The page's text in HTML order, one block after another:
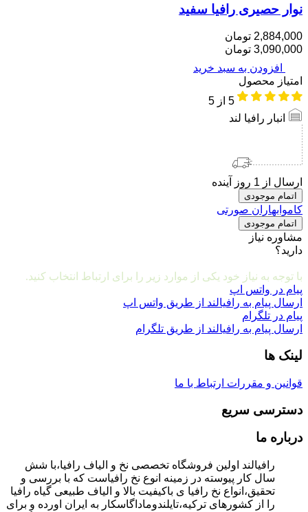
نوار حصیری رافیا سفید
2,884,000 تومان
3,090,000 تومان
افزودن به سبد خرید
امتیاز محصول
5 از 5
انبار رافیا لند
ارسال از 1 روز آینده
اتمام موجودی
کاموابهاران صورتی
اتمام موجودی
مشاوره نیاز
دارید؟
با توجه به نیاز خود یکی از موارد زیر را برای ارتباط انتخاب کنید.
پیام در واتس اپ
ارسال پیام به رافیالند از طریق واتس اپ
پیام در تلگرام
ارسال پیام به رافیالند از طریق تلگرام
لینک ها
قوانین و مقررات ارتباط با ما
دسترسی سریع
درباره ما
رافیالند اولین فروشگاه تخصصی نخ و الیاف رافیا،با شش
سال کار پیوسته در زمینه انوع نخ رافیاست که با بررسی و
تحقیق،انواع نخ رافیا ی باکیفیت بالا و الیاف طبیعی گیاه رافیا
را از کشورهای ترکیه،تایلندوماداگاسکار به ایران اورده و برای